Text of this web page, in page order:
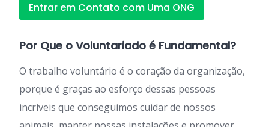
Entrar em Contato com Uma ONG
Por Que o Voluntariado é Fundamental?
O trabalho voluntário é o coração da organização,
porque é graças ao esforço dessas pessoas
incríveis que conseguimos cuidar de nossos